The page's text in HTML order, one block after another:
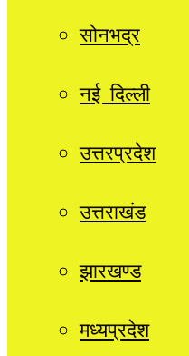
सोनभद्र
नई दिल्ली
उत्तरप्रदेश
उत्तराखंड
झारखण्ड
मध्यप्रदेश